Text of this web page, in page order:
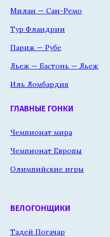
Милан — Сан-Ремо
Тур Фландрии
Париж — Рубе
Льеж — Бастонь — Льеж
Иль Ломбардия
ГЛАВНЫЕ ГОНКИ
Чемпионат мира
Чемпионат Европы
Олимпийские игры
ВЕЛОГОНЩИКИ
Тадей Погачар